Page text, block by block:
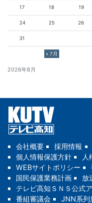
2026年8月
« 7月
17 18 19
24 25 26
31
会社概要 採用情報
個人情報保護方針
人
WEBサイトポリシー
国民保護業務計画
放
テレビ高知ＳＮＳ公式
番組審議会
JNN系列